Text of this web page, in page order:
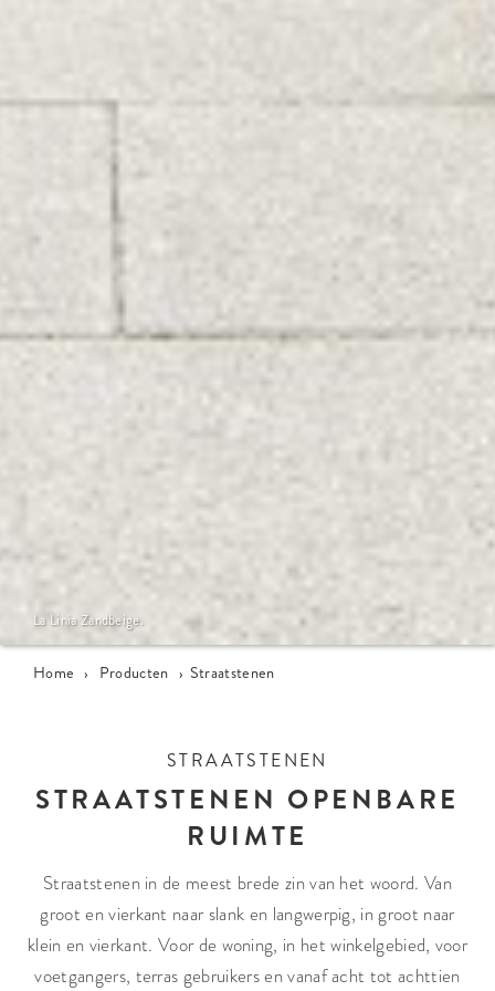
La Linia Zandbeige.
Home › Producten › Straatstenen
STRAATSTENEN
STRAATSTENEN OPENBARE
RUIMTE
Straatstenen in de meest brede zin van het woord. Van
groot en vierkant naar slank en langwerpig, in groot naar
klein en vierkant. Voor de woning, in het winkelgebied, voor
voetgangers, terras gebruikers en vanaf acht tot achttien